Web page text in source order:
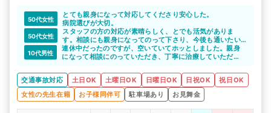
50代女性
とても親身になって対応してくださり安心した。
病院選びが大切。
50代女性
スタッフの方の対応が素晴らしく、とでも活気がありま
す。相談にも親身になってのって下さり、今後も通いたい
です。
10代男性
連休中だったのですが、空いていてホッとしました。親身
になって相談にのっていただき、丁寧に治療していただ
交通事故対応
土日OK 土曜日OK 日曜日OK 日祝OK
祝日OK
女性の先生在籍
お子様同伴可 駐車場あり お見舞金